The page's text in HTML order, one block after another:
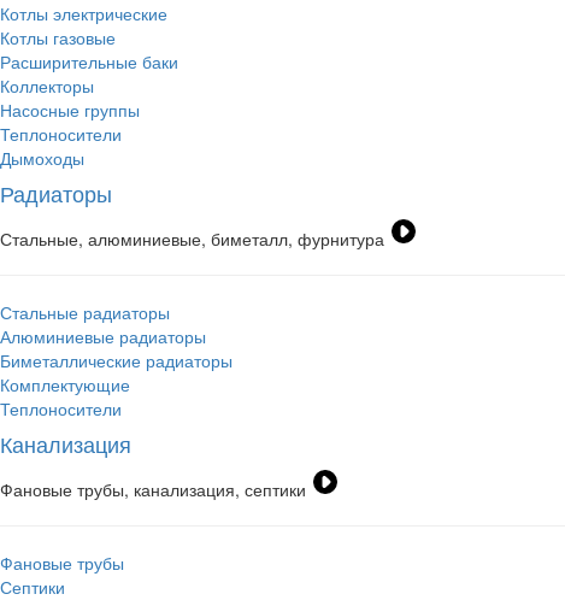
Котлы электрические
Котлы газовые
Расширительные баки
Коллекторы
Насосные группы
Теплоносители
Дымоходы
Радиаторы
Стальные, алюминиевые, биметалл, фурнитура
Стальные радиаторы
Алюминиевые радиаторы
Биметаллические радиаторы
Комплектующие
Теплоносители
Канализация
Фановые трубы, канализация, септики
Фановые трубы
Септики